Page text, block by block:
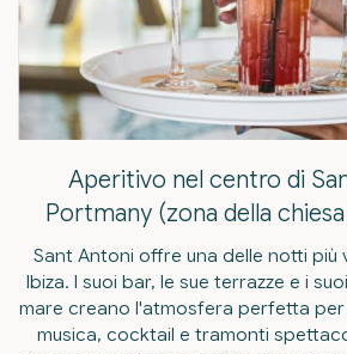
Aperitivo nel centro di
Portmany (zona della
Sant Antoni offre una delle notti più
Ibiza. I suoi bar, le sue terrazze e i
mare creano l'atmosfera perfetta per
musica, cocktail e tramonti